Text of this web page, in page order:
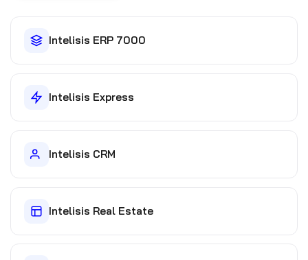
Intelisis ERP 7000
Intelisis Express
Intelisis CRM
Intelisis Real Estate